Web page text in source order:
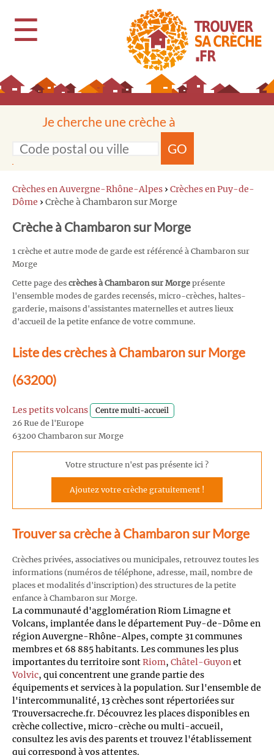
☰
Je cherche une crèche à
GO
Crèches en Auvergne-Rhône-Alpes › Crèches en Puy-de-
Dôme › Crèche à Chambaron sur Morge
Crèche à Chambaron sur Morge
1 crèche et autre mode de garde est référencé à Chambaron sur
Morge
Cette page des crèches à Chambaron sur Morge présente
l'ensemble modes de gardes recensés, micro-crèches, haltes-
garderie, maisons d'assistantes maternelles et autres lieux
d'accueil de la petite enfance de votre commune.
Liste des crèches à Chambaron sur Morge
(63200)
Les petits volcans Centre multi-accueil
26 Rue de l'Europe
63200 Chambaron sur Morge
Votre structure n'est pas présente ici ?
Ajoutez votre crèche gratuitement !
Trouver sa crèche à Chambaron sur Morge
Crèches privées, associatives ou municipales, retrouvez toutes les
informations (numéros de téléphone, adresse, mail, nombre de
places et modalités d'inscription) des structures de la petite
enfance à Chambaron sur Morge.
La communauté d'agglomération Riom Limagne et
Volcans, implantée dans le département Puy-de-Dôme en
région Auvergne-Rhône-Alpes, compte 31 communes
membres et 68 885 habitants. Les communes les plus
importantes du territoire sontRiom, Châtel-Guyonet
Volvic, qui concentrent une grande partie des
équipements et services à la population. Sur l'ensemble de
l'intercommunalité, 13 crèches sont répertoriées sur
Trouversacreche.fr. Découvrez les places disponibles en
crèche collective, micro-crèche ou multi-accueil,
consultez les avis des parents et trouvez l'établissement
qui correspond à vos attentes.